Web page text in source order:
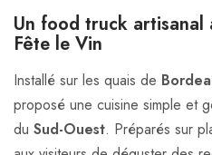
Un food truck
Fête le Vin
Installé sur les quais de
proposé une cuisine simple et
du Sud-Ouest. Préparés sur